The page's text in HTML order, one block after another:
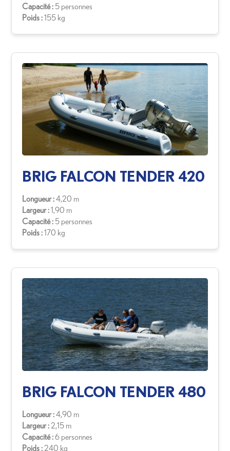
Capacité : 5 personnes
Poids :155 kg
BRIG FALCON TENDER 420
Longueur :4,20 m
Largeur :1,90 m
Capacité : 5 personnes
Poids :170 kg
BRIG FALCON TENDER 480
Longueur :4,90 m
Largeur : 2,15 m
Capacité :6 personnes
Poids : 240 kg